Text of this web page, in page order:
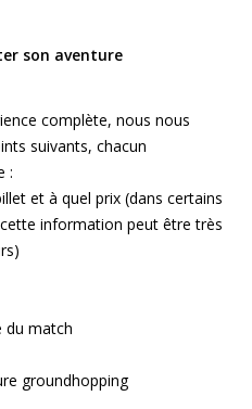
son aventure
complète, nous nous
suivants, chacun
:
et à quel prix (dans certains
information peut être très
du match
groundhopping